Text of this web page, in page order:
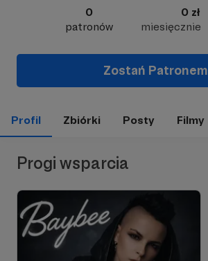
0
patronów
0 zł
miesięcznie
Zostań Patronem
Profil Zbiórki Posty Filmy
Progi wsparcia